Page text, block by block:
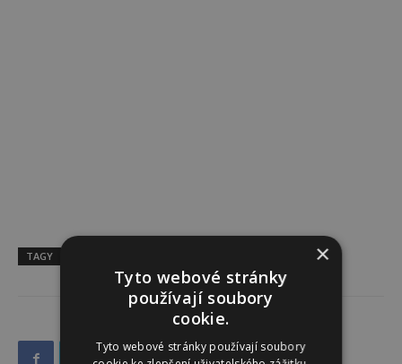
TAGY ×
Tyto webové stránky
používají soubory
cookie.
Tyto webové stránky používají soubory